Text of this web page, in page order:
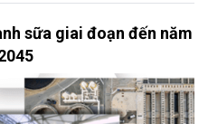
sữa giai đoạn đến năm